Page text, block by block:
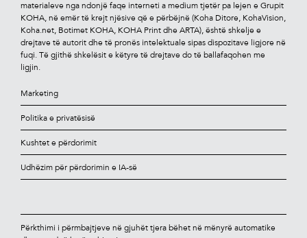
materialeve nga ndonjë faqe interneti a medium tjetër pa lejen e Grupit
KOHA, në emër të krejt njësive që e përbëjnë (Koha Ditore, KohaVision,
Koha.net, Botimet KOHA, KOHA Print dhe ARTA), është shkelje e
drejtave të autorit dhe të pronës intelektuale sipas dispozitave ligjore në
fuqi. Të gjithë shkelësit e këtyre të drejtave do të ballafaqohen me
ligjin.
Marketing
Politika e privatësisë
Kushtet e përdorimit
Udhëzim për përdorimin e IA-së
Përkthimi i përmbajtjeve në gjuhët tjera bëhet në mënyrë automatike